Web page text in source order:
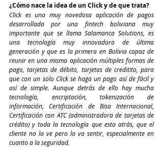
¿Cómo nace la idea de un Click y de que trata?
Click es una muy novedosa aplicación de pagos
desarrollada por una fintech boliviana muy
importante que se llama Salamanca Solutions, es
una tecnología muy innovadora de última
generación y que es la primera en Bolivia capaz de
reunir en una misma aplicación múltiples formas de
pago, tarjetas de débito, tarjetas de creditito, para
que con un solo Click se haga un pago así de fácil y
así de simple. Aunque detrás de ello hay mucha
tecnología, encriptación, tokenización de
información, Certificación de Bisa Internacional,
Certificación con ATC (administradora de tarjetas de
crédito) y toda la tecnología que esta atrás, que el
cliente no la ve pero la va sentir, especialmente en
cuanto a la seguridad.